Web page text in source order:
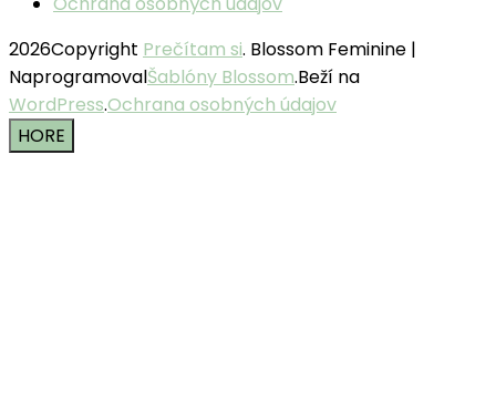
2026Copyright Prečítam si. Blossom Feminine |
NaprogramovalŠablóny Blossom.Beží na
WordPress.Ochrana osobných údajov
HORE